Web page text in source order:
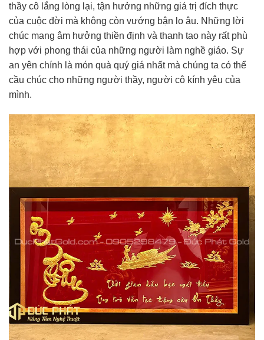
thầy cô lắng lòng lại, tận hưởng những giá trị đích thực
của cuộc đời mà không còn vướng bận lo âu. Những lời
chúc mang âm hưởng thiền định và thanh tao này rất phù
hợp với phong thái của những người làm nghề giáo. Sự
an yên chính là món quà quý giá nhất mà chúng ta có thể
cầu chúc cho những người thầy, người cô kính yêu của
mình.